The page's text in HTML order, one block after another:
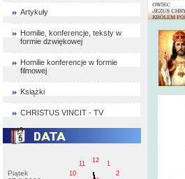
Artykuły
Homilie, konferencje, teksty w
formie dzwiękowej
Homilie konferencje w formie
filmowej
Książki
CHRISTUS VINCIT - TV
Piątek
1
2
10
11
12